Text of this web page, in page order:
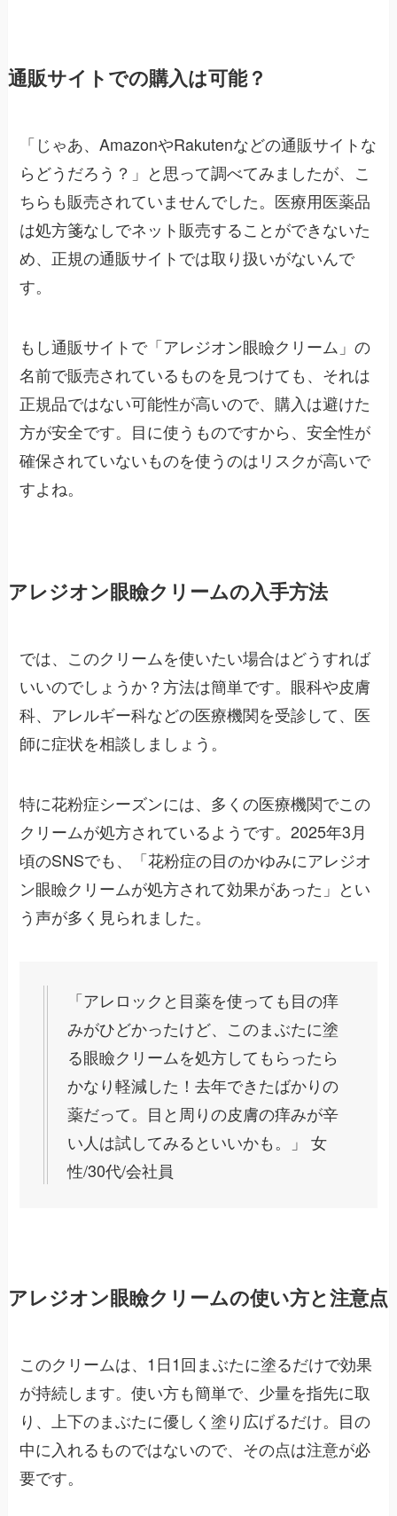
通販サイトでの購入は可能？
「じゃあ、AmazonやRakutenなどの通販サイトな
らどうだろう？」と思って調べてみましたが、こ
ちらも販売されていませんでした。医療用医薬品
は処方箋なしでネット販売することができないた
め、正規の通販サイトでは取り扱いがないんで
す。
もし通販サイトで「アレジオン眼瞼クリーム」の
名前で販売されているものを見つけても、それは
正規品ではない可能性が高いので、購入は避けた
方が安全です。目に使うものですから、安全性が
確保されていないものを使うのはリスクが高いで
すよね。
アレジオン眼瞼クリームの入手方法
では、このクリームを使いたい場合はどうすれば
いいのでしょうか？方法は簡単です。眼科や皮膚
科、アレルギー科などの医療機関を受診して、医
師に症状を相談しましょう。
特に花粉症シーズンには、多くの医療機関でこの
クリームが処方されているようです。2025年3月
頃のSNSでも、「花粉症の目のかゆみにアレジオ
ン眼瞼クリームが処方されて効果があった」とい
う声が多く見られました。
「アレロックと目薬を使っても目の痒
みがひどかったけど、このまぶたに塗
る眼瞼クリームを処方してもらったら
かなり軽減した！去年できたばかりの
薬だって。目と周りの皮膚の痒みが辛
い人は試してみるといいかも。」 女
性/30代/会社員
アレジオン眼瞼クリームの使い方と注意点
このクリームは、1日1回まぶたに塗るだけで効果
が持続します。使い方も簡単で、少量を指先に取
り、上下のまぶたに優しく塗り広げるだけ。目の
中に入れるものではないので、その点は注意が必
要です。